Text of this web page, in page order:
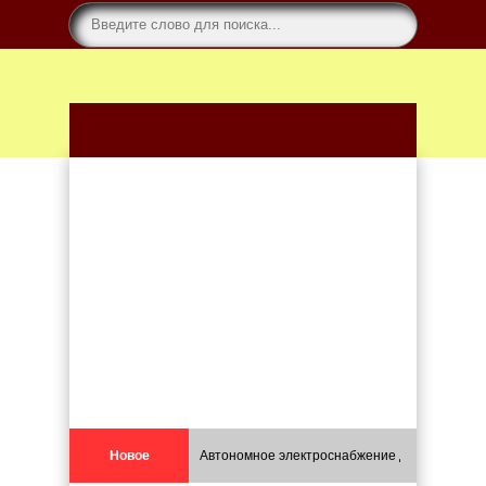
Новое Автономное электроснабжение для